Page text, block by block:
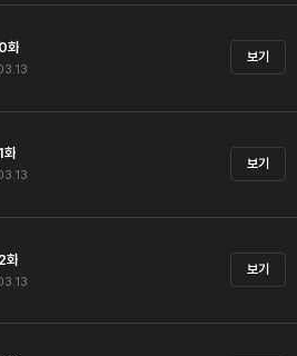
화
보기
화
보기
화
보기